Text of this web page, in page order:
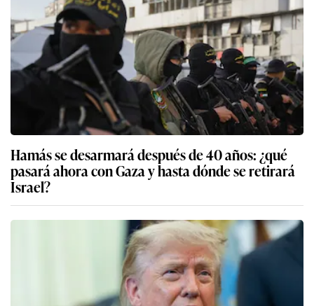
Hamás se desarmará después de 40 años: ¿qué
pasará ahora con Gaza y hasta dónde se retirará
Israel?